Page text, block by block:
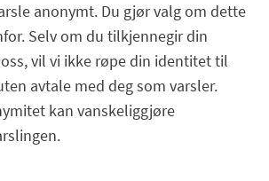
anonymt. Du gjør valg om dette
Selv om du tilkjennegir din
vil vi ikke røpe din identitet til
avtale med deg som varsler.
kan vanskeliggjøre